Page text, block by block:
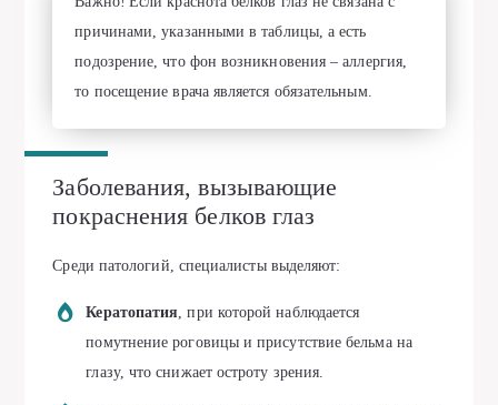
причинами, указанными в таблицы, а есть
подозрение, что фон возникновения – аллергия,
то посещение врача является обязательным.
Заболевания, вызывающие
покраснения белков глаз
Среди патологий, специалисты выделяют:
Кератопатия, при которой наблюдается
помутнение роговицы и присутствие бельма на
глазу, что снижает остроту зрения.